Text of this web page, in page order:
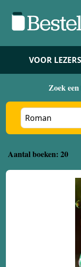
VOOR LEZERS
Zoek
Aantal boeken: 20